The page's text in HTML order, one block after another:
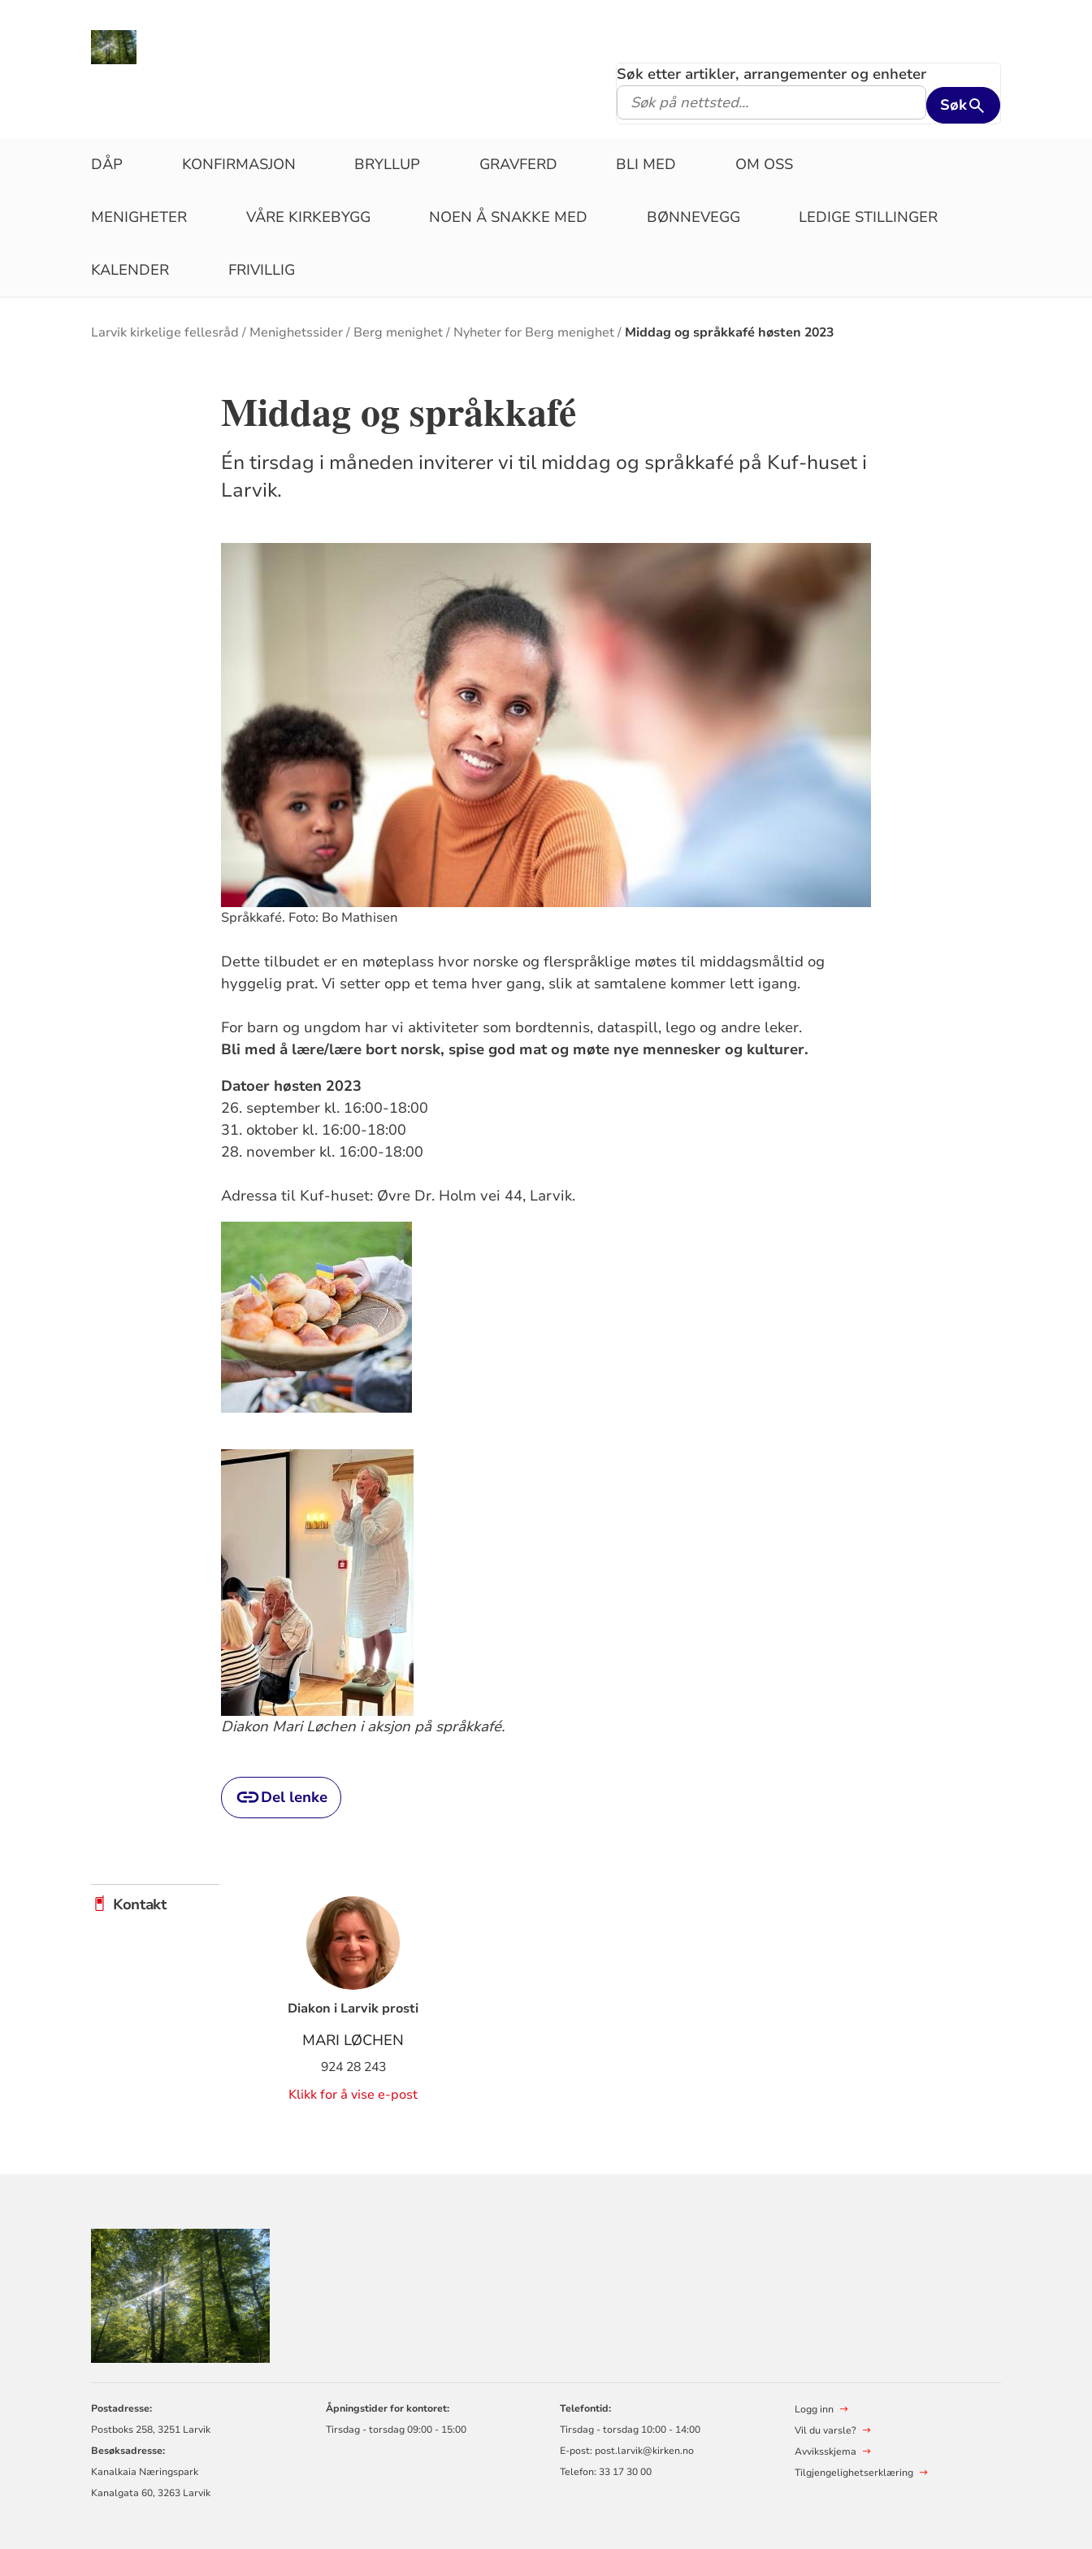
Søk etter artikler, arrangementer og enheter
Søk
DÅP KONFIRMASJON BRYLLUP GRAVFERD BLI MED OM OSS
MENIGHETER VÅRE KIRKEBYGG NOEN Å SNAKKE MED BØNNEVEGG LEDIGE STILLINGER
KALENDER FRIVILLIG
Brødsmulesti
Larvik kirkelige fellesråd Menighetssider Berg menighet Nyheter for Berg menighet Middag og språkkafé høsten 2023
Middag og språkkafé
Én tirsdag i måneden inviterer vi til middag og språkkafé på Kuf-huset i
Larvik.
Språkkafé. Foto: Bo Mathisen
Dette tilbudet er en møteplass hvor norske og flerspråklige møtes til middagsmåltid og
hyggelig prat. Vi setter opp et tema hver gang, slik at samtalene kommer lett igang.
For barn og ungdom har vi aktiviteter som bordtennis, dataspill, lego og andre leker.
Bli med å lære/lære bort norsk, spise god mat og møte nye mennesker og kulturer.
Datoer høsten 2023
26. september kl. 16:00-18:00
31. oktober kl. 16:00-18:00
28. november kl. 16:00-18:00
Adressa til Kuf-huset: Øvre Dr. Holm vei 44, Larvik.
Diakon Mari Løchen i aksjon på språkkafé.
Del lenke
Kontakt
Diakon i Larvik prosti
MARI LØCHEN
924 28 243
Klikk for å vise e-post
KONTAKTINFORMASJON
FOR
LARVIK
KIRKELIGE
FELLESRÅD
Postadresse:
Postboks 258, 3251 Larvik
Besøksadresse:
Kanalkaia Næringspark
Kanalgata 60, 3263 Larvik
Åpningstider for kontoret:
Tirsdag - torsdag 09:00 - 15:00
Telefontid:
Tirsdag - torsdag 10:00 - 14:00
E-post: post.larvik@kirken.no
Telefon: 33 17 30 00
Logg inn
Vil du varsle?
Avviksskjema
Tilgjengelighetserklæring